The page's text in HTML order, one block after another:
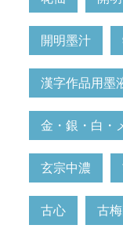
開明墨汁
漢字作品用墨
金・銀・白・
玄宗中濃
古心 古梅